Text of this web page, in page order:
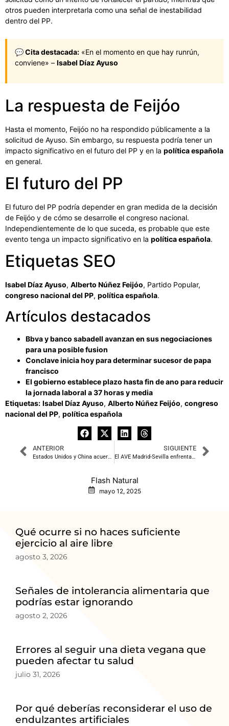
otros pueden interpretarla como una señal de inestabilidad
dentro del PP.
💬 Cita destacada: «En el momento en que hay runrún,
conviene» – Isabel Díaz Ayuso
La respuesta de Feijóo
Hasta el momento, Feijóo no ha respondido públicamente a la
solicitud de Ayuso. Sin embargo, su respuesta podría tener un
impacto significativo en el futuro del PP y en la política española
en general.
El futuro del PP
El futuro del PP podría depender en gran medida de la decisión
de Feijóo y de cómo se desarrolle el congreso nacional.
Independientemente de lo que suceda, es probable que este
evento tenga un impacto significativo en la política española.
Etiquetas SEO
Isabel Díaz Ayuso, Alberto Núñez Feijóo, Partido Popular,
congreso nacional del PP, política española.
Artículos destacados
Bbva y banco sabadell avanzan en sus negociaciones
para una posible fusion
Conclave inicia hoy para determinar sucesor de papa
francisco
El gobierno establece plazo hasta fin de ano para reducir
la jornada laboral a 37 horas y media
Etiquetas: Isabel Díaz Ayuso, Alberto Núñez Feijóo, congreso
nacional del PP, política española
ANTERIOR
Estados Unidos y China acuerdan una reducción parcial de aranceles durante 90 días
SIGUIENTE
El AVE Madrid-Sevilla enfrenta retrasos significativos mientras Óscar Puente permanece en silencio
Flash Natural
mayo 12, 2025
Qué ocurre si no haces suficiente
ejercicio al aire libre
agosto 3, 2026
Señales de intolerancia alimentaria que
podrías estar ignorando
agosto 2, 2026
Errores al seguir una dieta vegana que
pueden afectar tu salud
julio 31, 2026
Por qué deberías reconsiderar el uso de
endulzantes artificiales